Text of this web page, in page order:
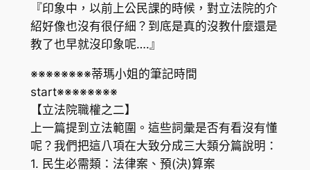
『印象中，以前上公民課的時候，對立法院的介
紹好像也沒有很仔細？到底是真的沒教什麼還是
教了也早就沒印象呢….』
※※※※※※※※蒂瑪小姐的筆記時間
start※※※※※※※※
【立法院職權之二】
上一篇提到立法範圍。這些詞彙是否有看沒有懂
呢？我們把這八項在大致分成三大類分篇說明：
1. 民生必需類：法律案、預(決)算案